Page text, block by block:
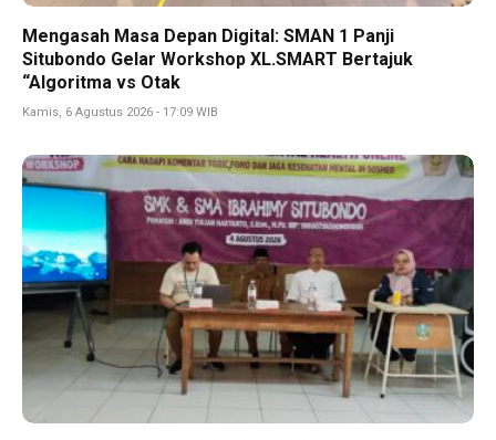
Mengasah Masa Depan Digital: SMAN 1 Panji
Situbondo Gelar Workshop XL.SMART Bertajuk
“Algoritma vs Otak
Kamis, 6 Agustus 2026 - 17:09 WIB